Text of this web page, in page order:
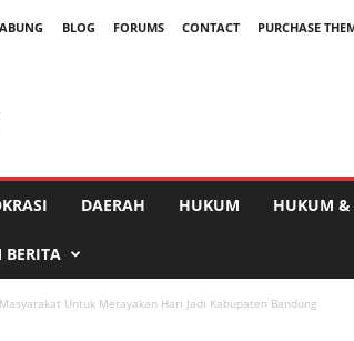
BLOG FORUMS CONTACT
PURCHASE
DAERAH HUKUM HUKUM
BERITA
Untuk Merayakan Hari Jadi Kabupaten Bandung